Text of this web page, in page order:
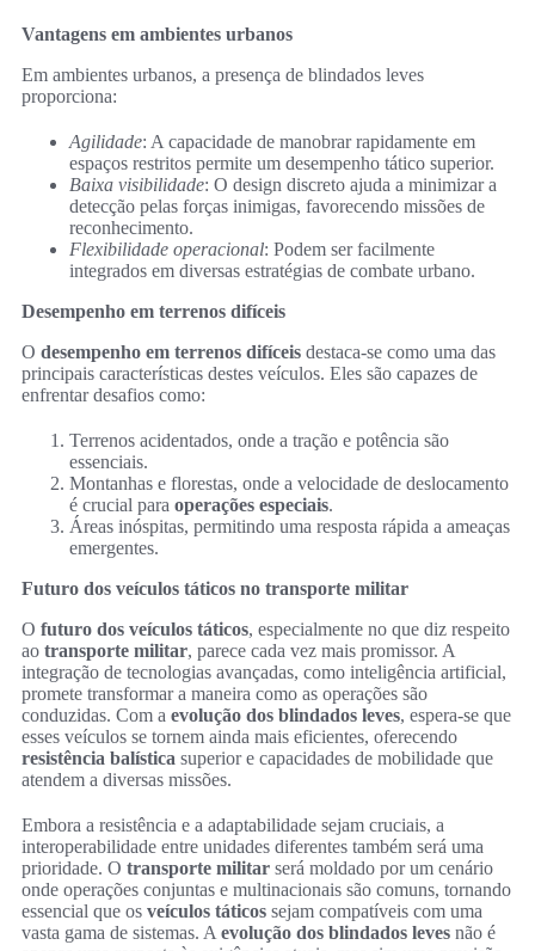
Vantagens em ambientes urbanos
Em ambientes urbanos, a presença de blindados leves
proporciona:
Agilidade: A capacidade de manobrar rapidamente em
espaços restritos permite um desempenho tático superior.
Baixa visibilidade: O design discreto ajuda a minimizar a
detecção pelas forças inimigas, favorecendo missões de
reconhecimento.
Flexibilidade operacional: Podem ser facilmente
integrados em diversas estratégias de combate urbano.
Desempenho em terrenos difíceis
O desempenho em terrenos difíceis destaca-se como uma das
principais características destes veículos. Eles são capazes de
enfrentar desafios como:
Terrenos acidentados, onde a tração e potência são
essenciais.
Montanhas e florestas, onde a velocidade de deslocamento
é crucial para operações especiais.
Áreas inóspitas, permitindo uma resposta rápida a ameaças
emergentes.
Futuro dos veículos táticos no transporte militar
O futuro dos veículos táticos, especialmente no que diz respeito
ao transporte militar, parece cada vez mais promissor. A
integração de tecnologias avançadas, como inteligência artificial,
promete transformar a maneira como as operações são
conduzidas. Com a evolução dos blindados leves, espera-se que
esses veículos se tornem ainda mais eficientes, oferecendo
resistência balística superior e capacidades de mobilidade que
atendem a diversas missões.
Embora a resistência e a adaptabilidade sejam cruciais, a
interoperabilidade entre unidades diferentes também será uma
prioridade. O transporte militar será moldado por um cenário
onde operações conjuntas e multinacionais são comuns, tornando
essencial que os veículos táticos sejam compatíveis com uma
vasta gama de sistemas. A evolução dos blindados leves não é